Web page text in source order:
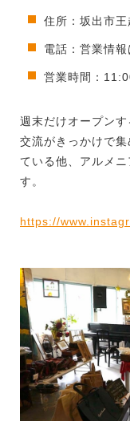
住所：坂出市
電話：営業情
営業時間：
週末だけオープン
交流がきっかけで
ている他、アルメ
す。
https://